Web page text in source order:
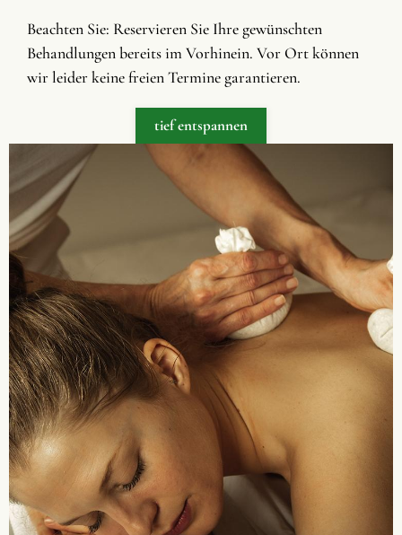
Beachten Sie: Reservieren Sie Ihre gewünschten
Behandlungen bereits im Vorhinein. Vor Ort können
wir leider keine freien Termine garantieren.
tief entspannen